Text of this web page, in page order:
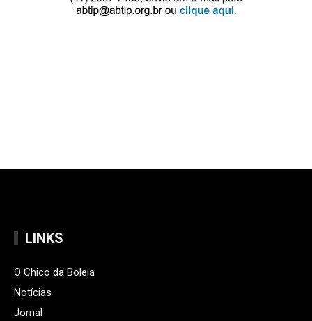
LINKS
O Chico da Boleia
Notícias
Jornal